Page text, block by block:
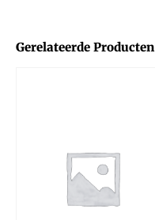
Gerelateerde Producten